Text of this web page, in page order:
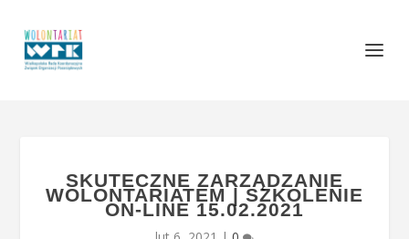
SKUTECZNE ZARZĄDZANIE
WOLONTARIATEM | SZKOLENIE
ON-LINE 15.02.2021